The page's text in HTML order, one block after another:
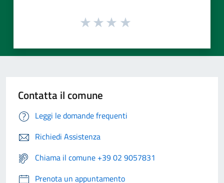
Contatta il comune
Leggi le domande frequenti
Richiedi Assistenza
Chiama il comune +39 02 9057831
Prenota un appuntamento